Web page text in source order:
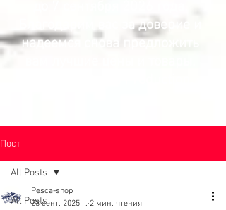
Благодарим вас за доверие и
надеемся снова предложить
Пост
All Posts
All Posts
Pesca-shop
23 сент. 2025 г. 2 мин. чтения